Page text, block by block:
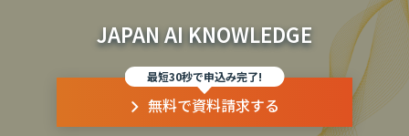
JAPAN AI KNOWLEDGE
最短30秒で申込み完了!
無料で資料請求する